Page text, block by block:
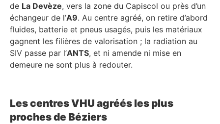
de La Devèze, vers la zone du Capiscol ou près d’un
échangeur de l’A9. Au centre agréé, on retire d’abord
fluides, batterie et pneus usagés, puis les matériaux
gagnent les filières de valorisation ; la radiation au
SIV passe par l’ANTS, et ni amende ni mise en
demeure ne sont plus à redouter.
Les centres VHU agréés les plus
proches de Béziers